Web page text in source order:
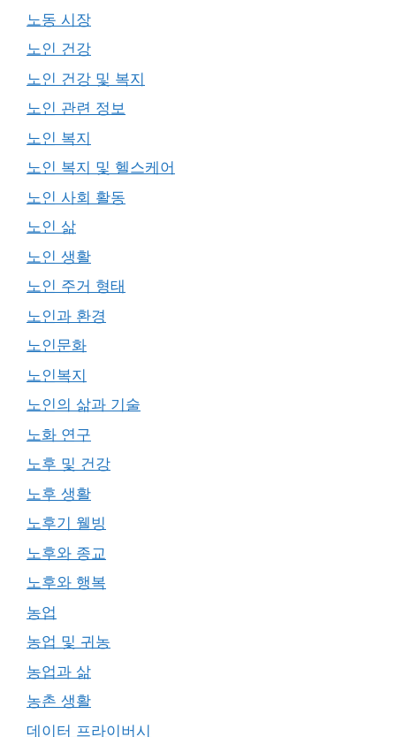
노동 시장
노인 건강
노인 건강 및 복지
노인 관련 정보
노인 복지
노인 복지 및 헬스케어
노인 사회 활동
노인 삶
노인 생활
노인 주거 형태
노인과 환경
노인문화
노인복지
노인의 삶과 기술
노화 연구
노후 및 건강
노후 생활
노후기 웰빙
노후와 종교
노후와 행복
농업
농업 및 귀농
농업과 삶
농촌 생활
데이터 프라이버시